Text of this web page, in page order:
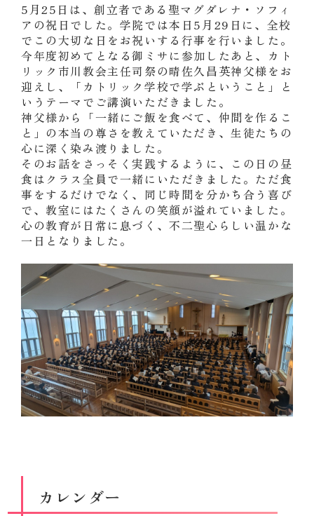
5月25日は、創立者である聖マグダレナ・ソフィ
アの祝日でした。学院では本日5月29日に、全校
でこの大切な日をお祝いする行事を行いました。
今年度初めてとなる御ミサに参加したあと、カト
リック市川教会主任司祭の晴佐久昌英神父様をお
迎えし、「カトリック学校で学ぶということ」と
いうテーマでご講演いただきました。
神父様から「一緒にご飯を食べて、仲間を作るこ
と」の本当の尊さを教えていただき、生徒たちの
心に深く染み渡りました。
そのお話をさっそく実践するように、この日の昼
食はクラス全員で一緒にいただきました。ただ食
事をするだけでなく、同じ時間を分かち合う喜び
で、教室にはたくさんの笑顔が溢れていました。
心の教育が日常に息づく、不二聖心らしい温かな
一日となりました。
カレンダー